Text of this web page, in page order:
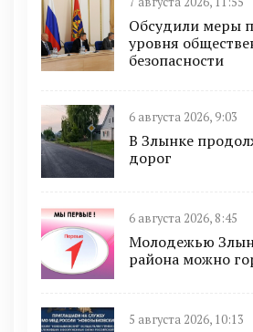
Обсудили меры
уровня
безопасности
6 августа 2026, 9:03
В Злынке
дорог
6 августа 2026, 8:45
Молодежью
района можно
5 августа 2026, 10:13